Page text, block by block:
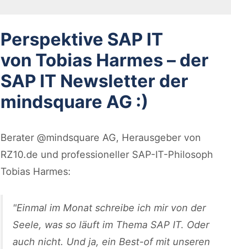
Perspektive SAP IT
von Tobias Harmes – der
SAP IT Newsletter der
mindsquare AG :)
Berater @mindsquare AG, Herausgeber von
RZ10.de und professioneller SAP-IT-Philosoph
Tobias Harmes:
Einmal im Monat schreibe ich mir von der
Seele, was so läuft im Thema SAP IT. Oder
auch nicht. Und ja, ein Best-of mit unseren